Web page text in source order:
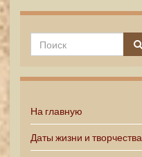
На главную
Даты жизни и творчества